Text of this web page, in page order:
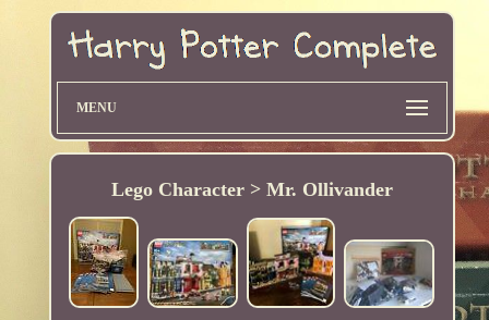
MENU
Lego Character > Mr. Ollivander